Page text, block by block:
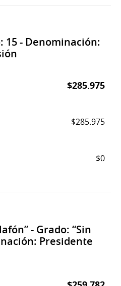
15 - Denominación:
$285.975
$285.975
$0
- Grado: “Sin
Presidente